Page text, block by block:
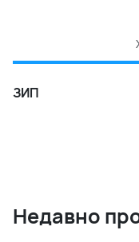
ЗИП
Недавно